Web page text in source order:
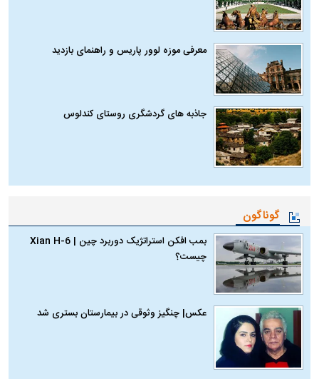
معرفی موزه لوور پاریس و راهنمای بازدید
جاذبه های گردشگری روستای کندلوس
گوناگون
بمب افکن استراتژیک دوربرد چین | Xian H-6
چیست؟
عکس| چنگیز وثوقی در بیمارستان بستری شد